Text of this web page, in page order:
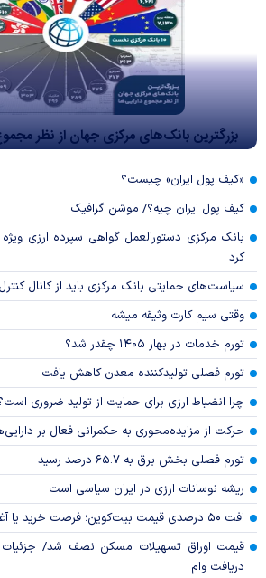
بزرگترین بانک‌های مرکزی جهان از نظر
«کیف پول ایران» چیست؟
کیف پول ایران چیه؟/ موشن گرافیک
بانک مرکزی دستورالعمل گواهی سپرده ارزی ویژه
کرد
سیاست‌های حمایتی بانک مرکزی باید از کانال
وقتی سیم کارت وثیقه میشه
تورم خدمات در بهار ۱۴۰۵ چقدر شد؟
تورم فصلی تولیدکننده معدن کاهش یافت
چرا انضباط ارزی برای حمایت از تولید ضروری
حرکت از مزایده‌محوری به حکمرانی فعال بر
تورم فصلی بخش برق به ۶۵.۷ درصد رسید
ریشه نوسانات ارزی در ایران سیاسی است
افت ۵۰ درصدی قیمت بیت‌کوین؛ فرصت خرید یا آغاز دوره نزولی؟
قیمت اوراق تسهیلات مسکن نصف شد/ جزئیات
دریافت وام